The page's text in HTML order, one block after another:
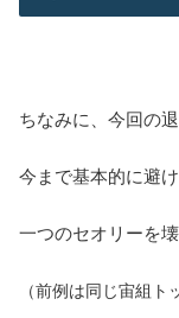
ちなみに、今回の退
今まで基本的に避
一つのセオリーを
（前例は同じ宙組ト